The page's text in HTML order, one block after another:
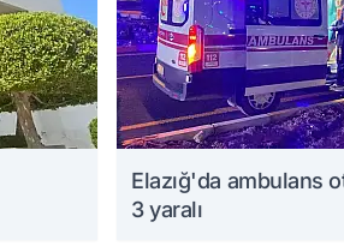
Elazığ'da ambulans
3 yaralı